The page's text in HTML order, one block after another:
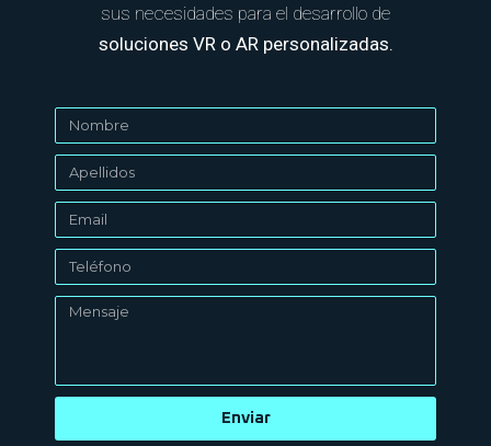
sus necesidades para el desarrollo de
soluciones VR o AR personalizadas.
Enviar